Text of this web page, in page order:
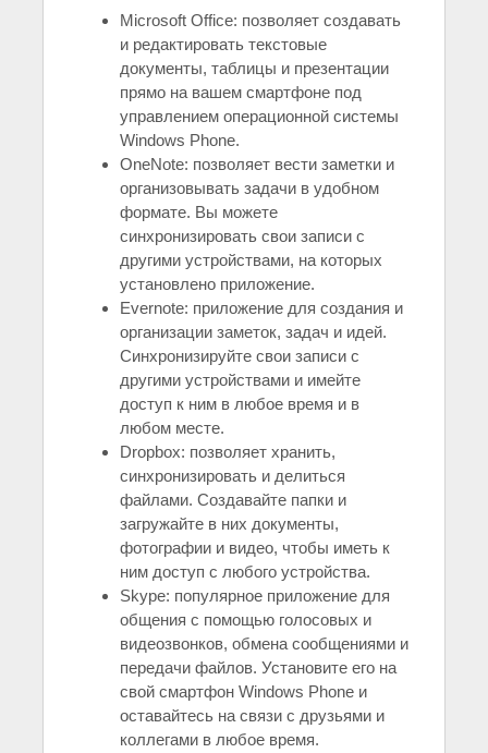
Microsoft Office: позволяет создавать
и редактировать текстовые
документы, таблицы и презентации
прямо на вашем смартфоне под
управлением операционной системы
Windows Phone.
OneNote: позволяет вести заметки и
организовывать задачи в удобном
формате. Вы можете
синхронизировать свои записи с
другими устройствами, на которых
установлено приложение.
Evernote: приложение для создания и
организации заметок, задач и идей.
Синхронизируйте свои записи с
другими устройствами и имейте
доступ к ним в любое время и в
любом месте.
Dropbox: позволяет хранить,
синхронизировать и делиться
файлами. Создавайте папки и
загружайте в них документы,
фотографии и видео, чтобы иметь к
ним доступ с любого устройства.
Skype: популярное приложение для
общения с помощью голосовых и
видеозвонков, обмена сообщениями и
передачи файлов. Установите его на
свой смартфон Windows Phone и
оставайтесь на связи с друзьями и
коллегами в любое время.